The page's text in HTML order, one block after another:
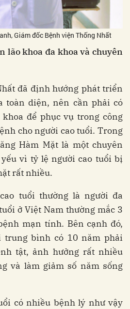
Giám đốc Bệnh viện Thống Nhất
lão khoa đa khoa và chuyên
đã định hướng phát triển
toàn diện, nên cần phải có
để phục vụ trong công
cho người cao tuổi. Trong
Hàm Mặt là một chuyên
vì tỷ lệ người cao tuổi bị
rất nhiều.
tuổi thường là người đa
ở Việt Nam thường mắc 3
mạn tính. Bên cạnh đó,
trung bình có 10 năm phải
tật, ảnh hưởng rất nhiều
và làm giảm số năm sống
có nhiều bệnh lý như vậy